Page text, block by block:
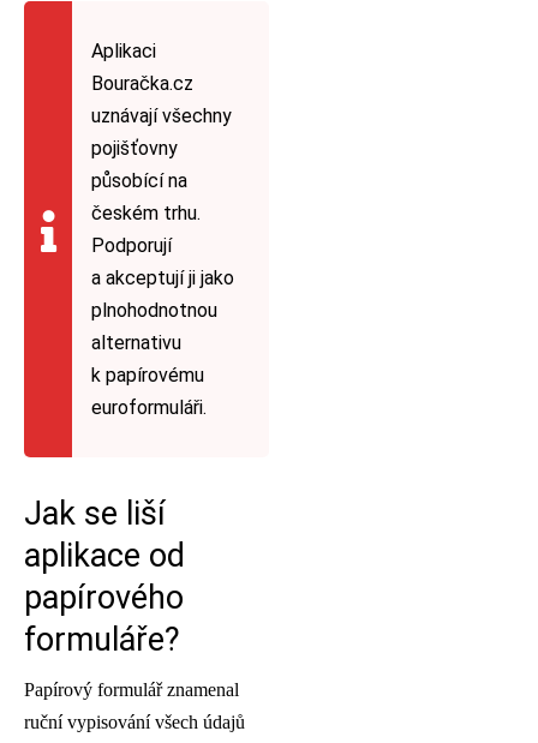
Aplikaci
Bouračka.cz
uznávají všechny
pojišťovny
působící na
českém trhu.
Podporují
a akceptují ji jako
plnohodnotnou
alternativu
k papírovému
euroformuláři.
Jak se liší
aplikace od
papírového
formuláře?
Papírový formulář znamenal
ruční vypisování všech údajů